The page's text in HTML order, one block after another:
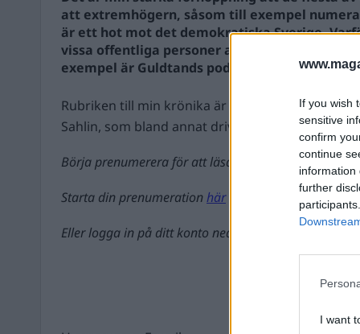
If you wish
sensitive
confirm
continue
information
further
I want
att extremhögern, såsom till exempel
är ett hot mot det demokratiska Sverige.
vissa offentliga personer att ge dem en
exempel är Guldtands podcast.
Rubriken till min krönika är ett direkt citat från
Sahlin, som bland annat driv...
Börja prenumerera för att läsa detta innehåll.
Starta din prenumerationhär
Eller logga in på ditt konto nedan: